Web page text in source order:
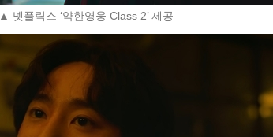
▲ 넷플릭스 ‘약한영웅 Class 2’ 제공